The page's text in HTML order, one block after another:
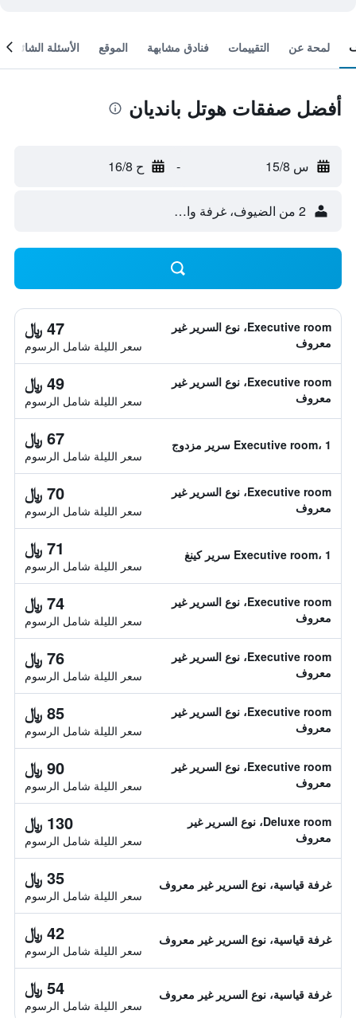
لمحة عن التقييمات فنادق مشابهة الموقع الأسئلة الشائعة
أفضل صفقات هوتل بانديان
س 15/8 - ح 16/8
2 من الضيوف، غرفة واحدة
Executive room، نوع السرير غير
معروف
47 ﷼
سعر الليلة شامل الرسوم
Executive room، نوع السرير غير
معروف
49 ﷼
سعر الليلة شامل الرسوم
Executive room، 1 سرير مزدوج 67 ﷼
سعر الليلة شامل الرسوم
Executive room، نوع السرير غير
معروف
70 ﷼
سعر الليلة شامل الرسوم
Executive room، 1 سرير كينغ 71 ﷼
سعر الليلة شامل الرسوم
Executive room، نوع السرير غير
معروف
74 ﷼
سعر الليلة شامل الرسوم
Executive room، نوع السرير غير
معروف
76 ﷼
سعر الليلة شامل الرسوم
Executive room، نوع السرير غير
معروف
85 ﷼
سعر الليلة شامل الرسوم
Executive room، نوع السرير غير
معروف
90 ﷼
سعر الليلة شامل الرسوم
Deluxe room، نوع السرير غير
معروف
130 ﷼
سعر الليلة شامل الرسوم
غرفة قياسية، نوع السرير غير معروف 35 ﷼
سعر الليلة شامل الرسوم
غرفة قياسية، نوع السرير غير معروف 42 ﷼
سعر الليلة شامل الرسوم
غرفة قياسية، نوع السرير غير معروف 54 ﷼
سعر الليلة شامل الرسوم